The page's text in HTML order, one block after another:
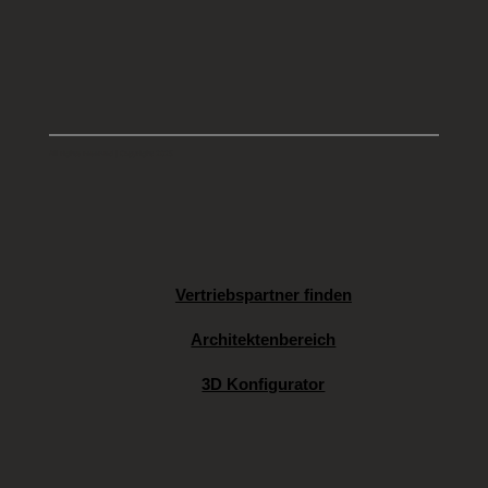
Vertriebspartner finden
Architektenbereich
3D Konfigurator